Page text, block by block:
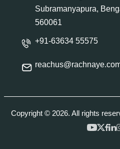
Subramanyapura,
560061
+91-63634 55575
Copyright © 2026. All rights